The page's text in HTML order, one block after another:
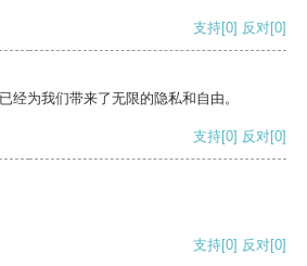
支持[0] 反对[0]
经为我们带来了无限的隐私和自由。
支持[0] 反对[0]
支持[0] 反对[0]